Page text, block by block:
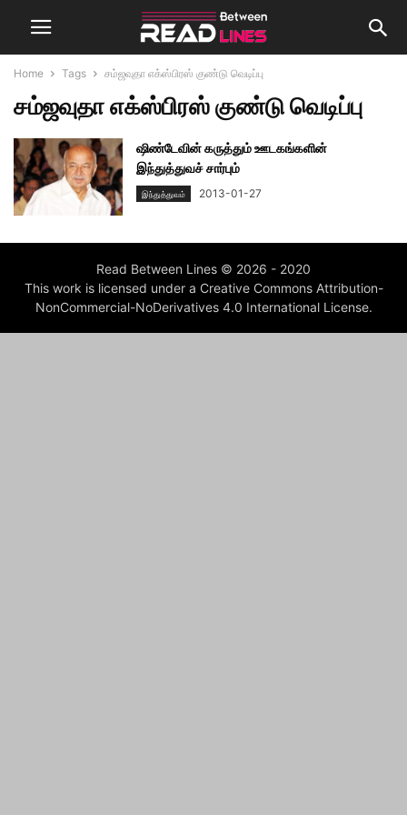
Home Tags சம்ஜவுதா எக்ஸ்பிரஸ் குண்டு வெடிப்பு
சம்ஜவுதா எக்ஸ்பிரஸ் குண்டு வெடிப்பு
ஷிண்டேவின் கருத்தும் ஊடகங்களின்
இந்துத்துவச் சார்பும்
இந்துத்துவம் 2013-01-27
Read Between Lines © 2026 - 2020
This work is licensed under a Creative Commons Attribution-
NonCommercial-NoDerivatives 4.0 International License.